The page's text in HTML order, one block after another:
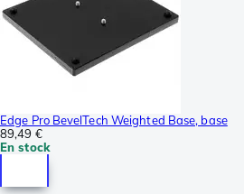
Edge Pro BevelTech Weighted Base, base
89,49 €
En stock